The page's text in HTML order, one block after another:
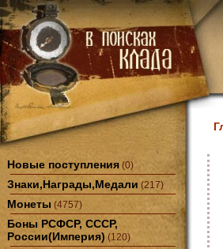
Новые поступления (0)
Знаки,Награды,Медали (217)
Монеты (4757)
Боны РСФСР, СССР,
России(Империя) (120)